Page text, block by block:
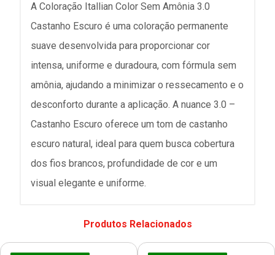
A Coloração Itallian Color Sem Amônia 3.0
Castanho Escuro é uma coloração permanente
suave desenvolvida para proporcionar cor
intensa, uniforme e duradoura, com fórmula sem
amônia, ajudando a minimizar o ressecamento e o
desconforto durante a aplicação. A nuance 3.0 –
Castanho Escuro oferece um tom de castanho
escuro natural, ideal para quem busca cobertura
dos fios brancos, profundidade de cor e um
visual elegante e uniforme.
Produtos Relacionados